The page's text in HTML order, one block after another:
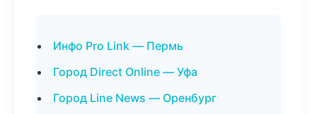
Инфо Pro Link — Пермь
Город Direct Online — Уфа
Город Line News — Оренбург